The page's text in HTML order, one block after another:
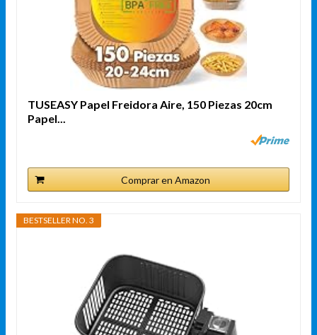
TUSEASY Papel Freidora Aire, 150 Piezas 20cm
Papel...
Comprar en Amazon
BESTSELLER NO. 3